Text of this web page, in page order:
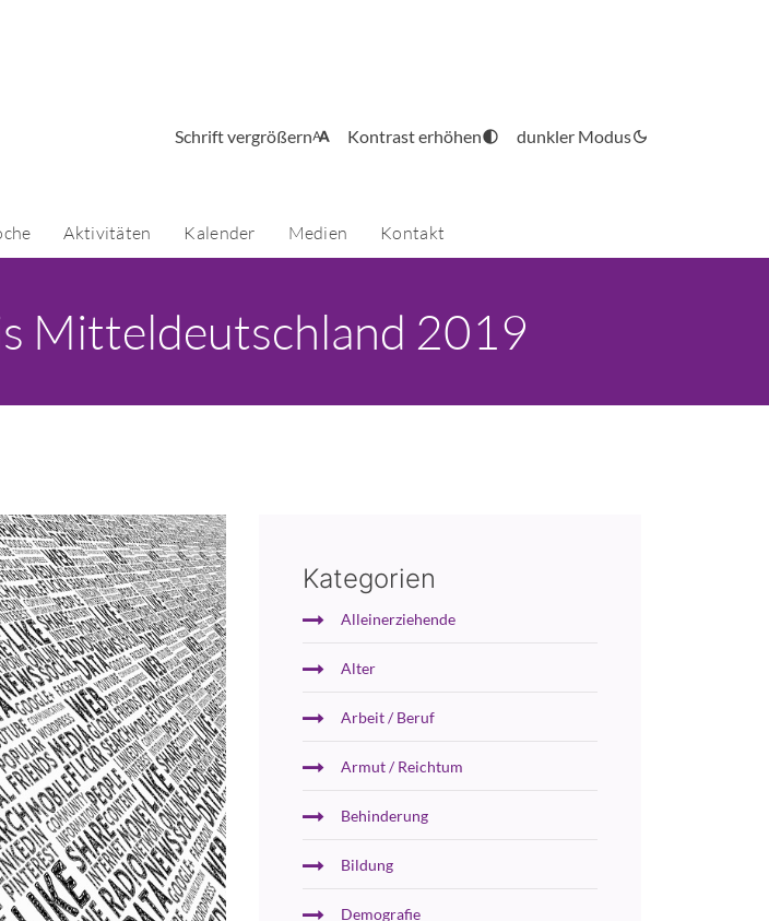
Schrift vergrößern Kontrast erhöhen dunkler Modus
Aktivitäten Kalender Medien
Kontakt
Mitteldeutschland 2019
Kategorien
Alleinerziehende
Alter
Arbeit / Beruf
Armut / Reichtum
Behinderung
Bildung
Demografie